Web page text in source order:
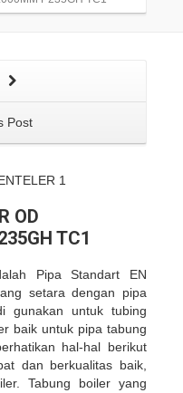
Post
OD
TC1
Pipa Standart EN
setara dengan pipa
gunakan untuk tubing
baik untuk pipa tabung
hal-hal berikut
dan berkualitas baik,
Tabung boiler yang